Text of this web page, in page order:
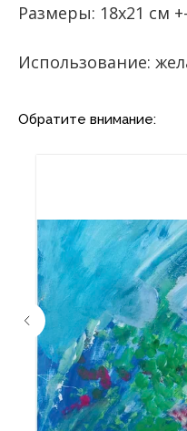
Размеры: 18х21 см
Использование:
Обратите внимание: